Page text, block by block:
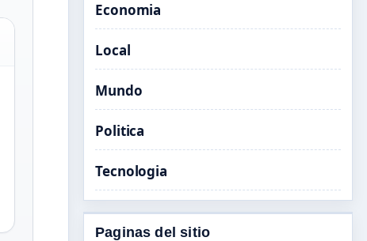
Economia
Local
Mundo
Politica
Tecnologia
Paginas del sitio